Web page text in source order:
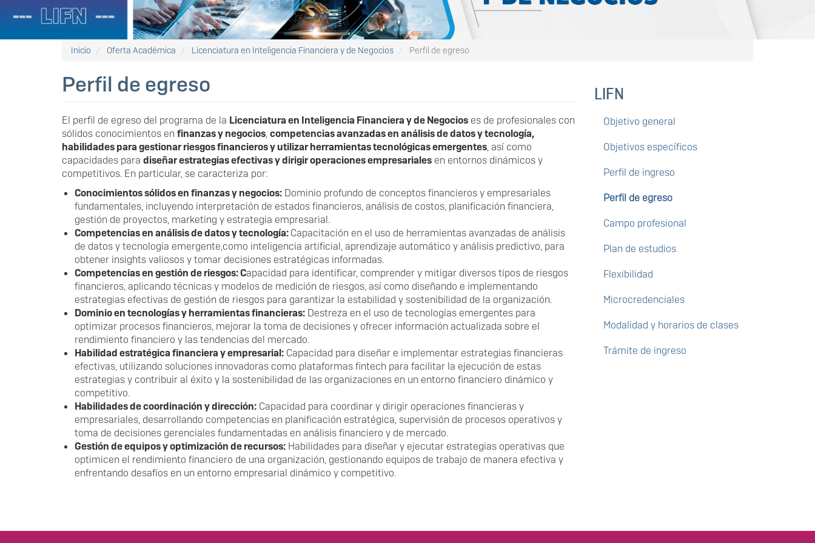
Inicio Oferta Académica Licenciatura en Inteligencia Financiera y de Negocios Perfil de egreso
Perfil de egreso
El perfil de egreso del programa de la Licenciatura en Inteligencia Financiera y de Negocios es de profesionales con
sólidos conocimientos en finanzas y negocios,competencias avanzadas en análisis de datos y tecnología,
habilidades para gestionar riesgos financieros y utilizar herramientas tecnológicas emergentes, así como
capacidades para diseñar estrategias efectivas y dirigir operaciones empresariales en entornos dinámicos y
competitivos. En particular, se caracteriza por:
Conocimientos sólidos en finanzas y negocios: Dominio profundo de conceptos financieros y empresariales
fundamentales, incluyendo interpretación de estados financieros, análisis de costos, planificación financiera,
gestión de proyectos, marketing y estrategia empresarial.
Competencias en análisis de datos y tecnología:Capacitación en el uso de herramientas avanzadas de análisis
de datos y tecnología emergente,como inteligencia artificial, aprendizaje automático y análisis predictivo, para
obtener insights valiosos y tomar decisiones estratégicas informadas.
Competencias en gestión de riesgos: Capacidad para identificar, comprender y mitigar diversos tipos de riesgos
financieros, aplicando técnicas y modelos de medición de riesgos, así como diseñando e implementando
estrategias efectivas de gestión de riesgos para garantizar la estabilidad y sostenibilidad de la organización.
Dominio en tecnologías y herramientas financieras: Destreza en el uso de tecnologías emergentes para
optimizar procesos financieros, mejorar la toma de decisiones y ofrecer información actualizada sobre el
rendimiento financiero y las tendencias del mercado.
Habilidad estratégica financiera y empresarial: Capacidad para diseñar e implementar estrategias financieras
efectivas, utilizando soluciones innovadoras como plataformas fintech para facilitar la ejecución de estas
estrategias y contribuir al éxito y la sostenibilidad de las organizaciones en un entorno financiero dinámico y
competitivo.
Habilidades de coordinación y dirección: Capacidad para coordinar y dirigir operaciones financieras y
empresariales, desarrollando competencias en planificación estratégica, supervisión de procesos operativos y
toma de decisiones gerenciales fundamentadas en análisis financiero y de mercado.
Gestión de equipos y optimización de recursos: Habilidades para diseñar y ejecutar estrategias operativas que
optimicen el rendimiento financiero de una organización, gestionando equipos de trabajo de manera efectiva y
enfrentando desafíos en un entorno empresarial dinámico y competitivo.
LIFN
Objetivo general
Objetivos específicos
Perfil de ingreso
Perfil de egreso
Campo profesional
Plan de estudios
Flexibilidad
Microcredenciales
Modalidad y horarios de clases
Trámite de ingreso
Enlaces de interés